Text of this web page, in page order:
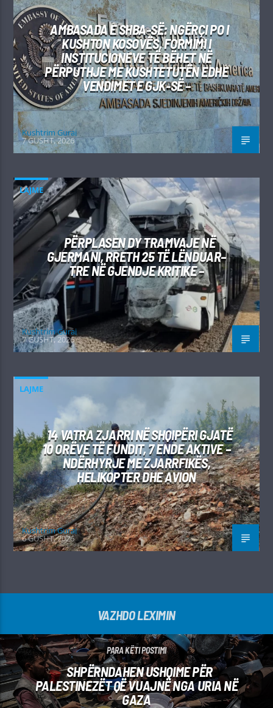
AMBASADA E SHBA-SË: NGËRÇI PO I
KUSHTON KOSOVËS, FORMIMI I
INSTITUCIONEVE TË BËHET NË
PËRPUTHJE ME KUSHTETUTËN EDHE
VENDIMET E GJK-SË –
Kushtrim Guraj
7 GUSHT, 2026
LAJME
PËRPLASEN DY TRAMVAJE NË
GJERMANI, RRETH 25 TË LËNDUAR–
TRE NË GJENDJE KRITIKE –
Kushtrim Guraj
7 GUSHT, 2026
LAJME
14 VATRA ZJARRI NË SHQIPËRI GJATË
10 ORËVE TË FUNDIT, 7 ENDE AKTIVE –
NDËRHYRJE ME ZJARRFIKËS,
HELIKOPTER DHE AVION
Kushtrim Guraj
6 GUSHT, 2026
VAZHDO LEXIMIN
PARA KËTI POSTIMI
SHPËRNDAHEN USHQIME PËR
PALESTINEZËT QË VUAJNË NGA URIA NË
GAZA